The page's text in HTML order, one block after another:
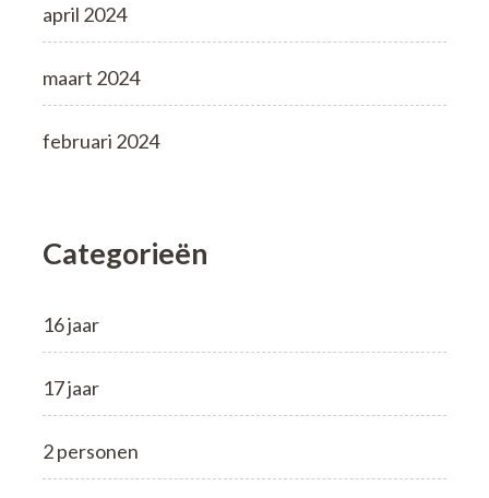
april 2024
maart 2024
februari 2024
Categorieën
16 jaar
17 jaar
2 personen